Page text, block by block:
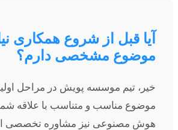
آیا قبل از شروع همکاری
موضوع مشخصی دارم؟
خیر، تیم موسسه پویش در مراحل
موضوع مناسب و متناسب با علاقه شما
هوش مصنوعی نیز مشاوره تخصصی